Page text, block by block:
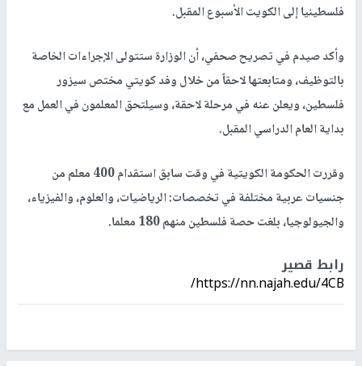
فلسطينيا إلى الكويت الأسبوع المقبل.
وأكد صيدم في تصريح صحفي، أن الوزارة ستتولى الإجراءات الخاصة
بالتوظيف، ومتابعتها لاحقاً من خلال وفد كويتي مختص سيزور
فلسطين، ويعلن عنه في مرحلة لاحقة، وسيلتحق المعلمون في العمل مع
بداية العام الدراسي المقبل.
وقررت الحكومة الكويتية في وقت سابق استقدام 400 معلم من
جنسيات عربية مختلفة في تخصصات: الرياضيات، والعلوم، والفيزياء،
والجيولوجيا، بلغت حصة فلسطين منهم 180 معلما.
رابط قصير
https://nn.najah.edu/4CB/